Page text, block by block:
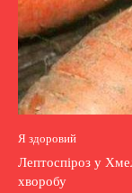
Я здоровий
Лептоспіроз у
хворобу